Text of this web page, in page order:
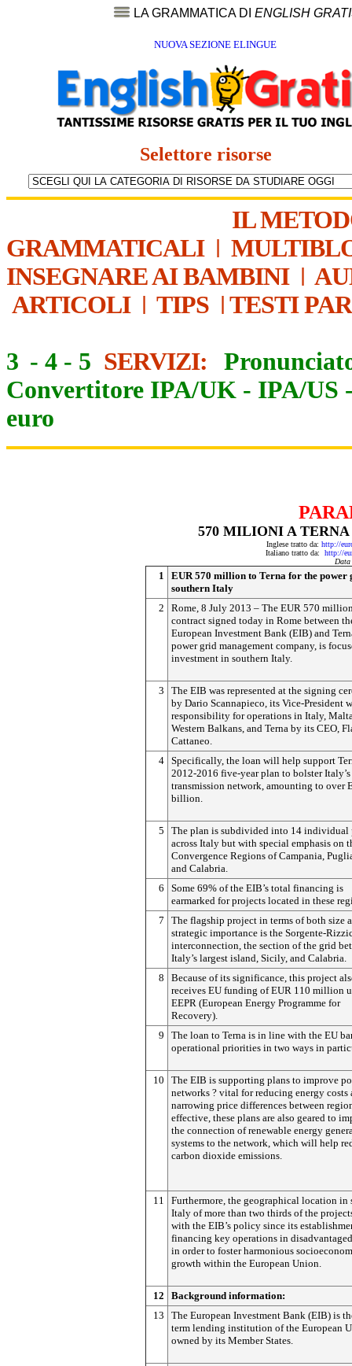
LA GRAMMATICA DI ENGLISH
NUOVA SEZIONE ELINGUE
Selettore risorse
IL
GRAMMATICALI|
INSEGNARE AI BAMBINI|
ARTICOLI| TIPS | TESTI
3 - 4 - 5 SERVIZI:
Convertitore IPA/UK - IPA/US
euro
570 MILIONI A
Inglese tratto da: http://
Italiano tratto da: http://
Data
1
EUR 570 million to Terna for the power
southern Italy
2
Rome, 8 July 2013 – The EUR 570
contract signed today in Rome between
European Investment Bank (EIB) and
power grid management company, is
investment in southern Italy.
3
The EIB was represented at the signing
by Dario Scannapieco, its Vice-President
responsibility for operations in Italy,
Western Balkans, and Terna by its CEO,
Cattaneo.
4 Specifically, the loan will help support
2012-2016 five-year plan to bolster
transmission network, amounting to over
billion.
5
The plan is subdivided into 14 individual
across Italy but with special emphasis on
Convergence Regions of Campania,
and Calabria.
6
Some 69% of the EIB’s total financing is
earmarked for projects located in these
7
The flagship project in terms of both size
strategic importance is the Sorgente-
interconnection, the section of the grid
Italy’s largest island, Sicily, and Calabria.
8
Because of its significance, this project
receives EU funding of EUR 110 million
EEPR (European Energy Programme for
Recovery).
9
The loan to Terna is in line with the EU
operational priorities in two ways in
10
The EIB is supporting plans to improve
networks ? vital for reducing energy costs
narrowing price differences between
effective, these plans are also geared to
the connection of renewable energy
systems to the network, which will help
carbon dioxide emissions.
11
Furthermore, the geographical location in
Italy of more than two thirds of the
with the EIB’s policy since its
financing key operations in
in order to foster harmonious
growth within the European Union.
12
Background information:
13
The European Investment Bank (EIB) is
term lending institution of the European
owned by its Member States.